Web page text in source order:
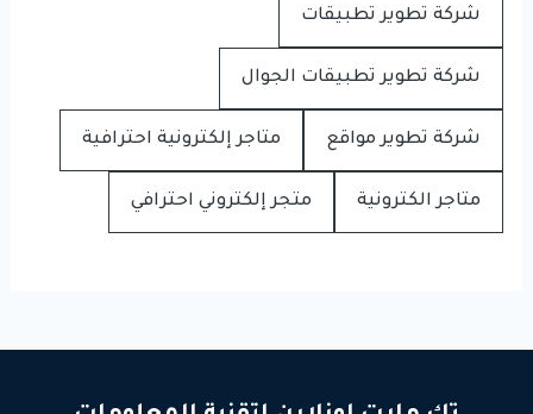
شركة تطوير تطبيقات
شركة تطوير تطبيقات الجوال
شركة تطوير مواقع متاجر إلكترونية احترافية
متاجر الكترونية متجر إلكتروني احترافي